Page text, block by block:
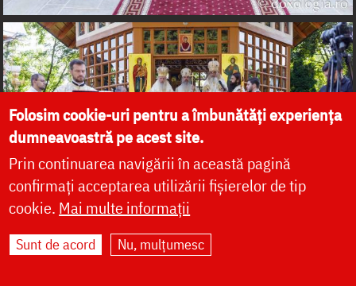
Folosim cookie-uri pentru a îmbunătăți experiența
dumneavoastră pe acest site.
Prin continuarea navigării în această pagină
confirmați acceptarea utilizării fișierelor de tip
cookie. Mai multe informații
Sunt de acord Nu, mulțumesc